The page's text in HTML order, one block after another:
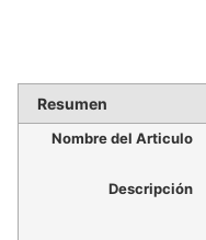
Resumen
Nombre del Articulo
Descripción